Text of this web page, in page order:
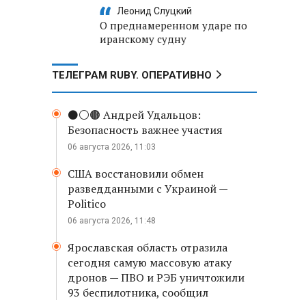
Леонид Слуцкий
О преднамеренном ударе по
иранскому судну
ТЕЛЕГРАМ RUBY. ОПЕРАТИВНО
⚫️⚪️🟤 Андрей Удальцов:
Безопасность важнее участия
06 августа 2026, 11:03
США восстановили обмен
разведданными с Украиной —
Politico
06 августа 2026, 11:48
Ярославская область отразила
сегодня самую массовую атаку
дронов — ПВО и РЭБ уничтожили
93 беспилотника, сообщил